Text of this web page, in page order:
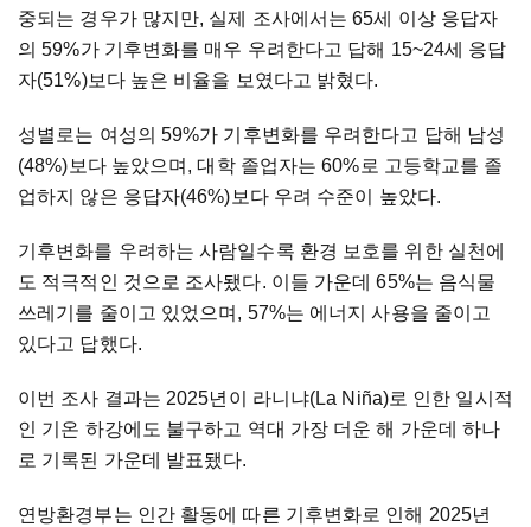
중되는 경우가 많지만, 실제 조사에서는 65세 이상 응답자
의 59%가 기후변화를 매우 우려한다고 답해 15~24세 응답
자(51%)보다 높은 비율을 보였다고 밝혔다.
성별로는 여성의 59%가 기후변화를 우려한다고 답해 남성
(48%)보다 높았으며, 대학 졸업자는 60%로 고등학교를 졸
업하지 않은 응답자(46%)보다 우려 수준이 높았다.
기후변화를 우려하는 사람일수록 환경 보호를 위한 실천에
도 적극적인 것으로 조사됐다. 이들 가운데 65%는 음식물
쓰레기를 줄이고 있었으며, 57%는 에너지 사용을 줄이고
있다고 답했다.
이번 조사 결과는 2025년이 라니냐(La Niña)로 인한 일시적
인 기온 하강에도 불구하고 역대 가장 더운 해 가운데 하나
로 기록된 가운데 발표됐다.
연방환경부는 인간 활동에 따른 기후변화로 인해 2025년